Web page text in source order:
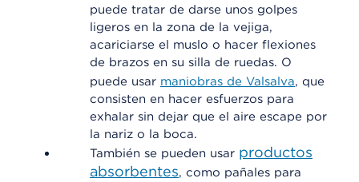
puede tratar de darse unos golpes
ligeros en la zona de la vejiga,
acariciarse el muslo o hacer flexiones
de brazos en su silla de ruedas. O
puede usar maniobras de Valsalva, que
consisten en hacer esfuerzos para
exhalar sin dejar que el aire escape por
la nariz o la boca.
También se pueden usar productos
absorbentes, como pañales para